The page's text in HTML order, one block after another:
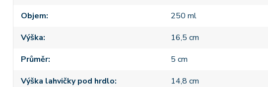
Objem
250 ml
Výška
16,5 cm
Průměr
5 cm
Výška lahvičky pod hrdlo
14,8 cm